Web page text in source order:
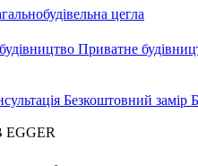
цегла
Приватне
Безкоштовний замір
EGGER